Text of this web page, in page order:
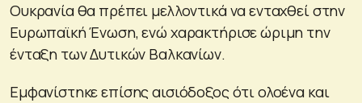
Ουκρανία θα πρέπει μελλοντικά να ενταχθεί στην
Ευρωπαϊκή Ένωση, ενώ χαρακτήρισε ώριμη την
ένταξη των Δυτικών Βαλκανίων.
Εμφανίστηκε επίσης αισιόδοξος ότι ολοένα και